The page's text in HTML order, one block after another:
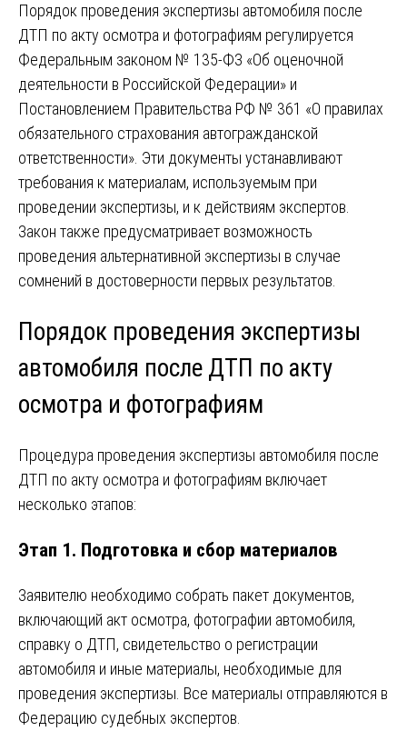
Порядок проведения экспертизы автомобиля после
ДТП по акту осмотра и фотографиям регулируется
Федеральным законом № 135-ФЗ «Об оценочной
деятельности в Российской Федерации» и
Постановлением Правительства РФ № 361 «О правилах
обязательного страхования автогражданской
ответственности». Эти документы устанавливают
требования к материалам, используемым при
проведении экспертизы, и к действиям экспертов.
Закон также предусматривает возможность
проведения альтернативной экспертизы в случае
сомнений в достоверности первых результатов.
Порядок проведения экспертизы
автомобиля после ДТП по акту
осмотра и фотографиям
Процедура проведения экспертизы автомобиля после
ДТП по акту осмотра и фотографиям включает
несколько этапов:
Этап 1. Подготовка и сбор материалов
Заявителю необходимо собрать пакет документов,
включающий акт осмотра, фотографии автомобиля,
справку о ДТП, свидетельство о регистрации
автомобиля и иные материалы, необходимые для
проведения экспертизы. Все материалы отправляются в
Федерацию судебных экспертов.